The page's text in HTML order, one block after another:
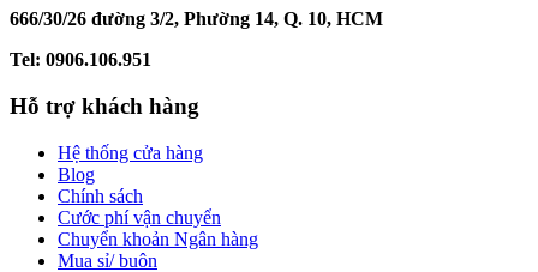
666/30/26 đường 3/2, Phường 14, Q. 10, HCM
Tel: 0906.106.951
Hỗ trợ khách hàng
Hệ thống cửa hàng
Blog
Chính sách
Cước phí vận chuyển
Chuyển khoản Ngân hàng
Mua sỉ/ buôn